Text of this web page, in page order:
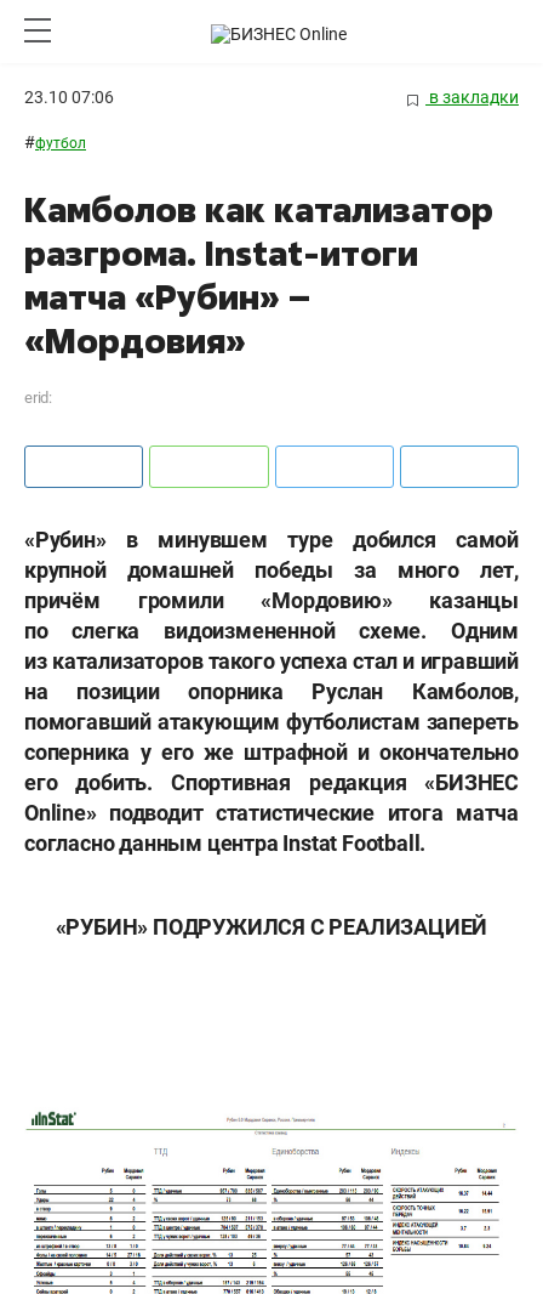
23.10 07:06 в закладки
#футбол
Камболов как катализатор
разгрома. Instat-итоги
матча «Рубин» –
«Мордовия»
erid:
«Рубин» в минувшем туре добился самой
крупной домашней победы за много лет,
причём громили «Мордовию» казанцы
по слегка видоизмененной схеме. Одним
из катализаторов такого успеха стал и игравший
на позиции опорника Руслан Камболов,
помогавший атакующим футболистам запереть
соперника у его же штрафной и окончательно
его добить. Спортивная редакция «БИЗНЕС
Online» подводит статистические итога матча
согласно данным центра Instat Football.
«РУБИН» ПОДРУЖИЛСЯ С РЕАЛИЗАЦИЕЙ